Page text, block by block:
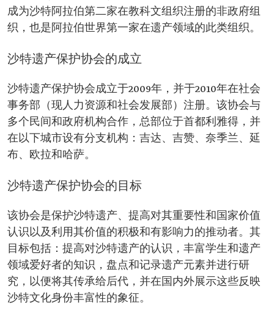
成为沙特阿拉伯第二家在教科文组织注册的非政府组
织，也是阿拉伯世界第一家在遗产领域的此类组织。
沙特遗产保护协会的成立
沙特遗产保护协会成立于2009年，并于2010年在社会
事务部（现人力资源和社会发展部）注册。该协会与
多个民间和政府机构合作，总部位于首都利雅得，并
在以下城市设有分支机构：吉达、吉赞、奈季兰、延
布、欧拉和哈萨。
沙特遗产保护协会的目标
该协会是保护沙特遗产、提高对其重要性和国家价值
认识以及利用其价值的积极和有影响力的推动者。其
目标包括：提高对沙特遗产的认识，丰富学生和遗产
领域爱好者的知识，盘点和记录遗产元素并进行研
究，以便将其传承给后代，并在国内外展示这些反映
沙特文化身份丰富性的象征。